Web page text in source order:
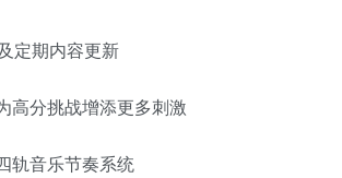
定期内容更新
高分挑战增添更多刺激
轨音乐节奏系统